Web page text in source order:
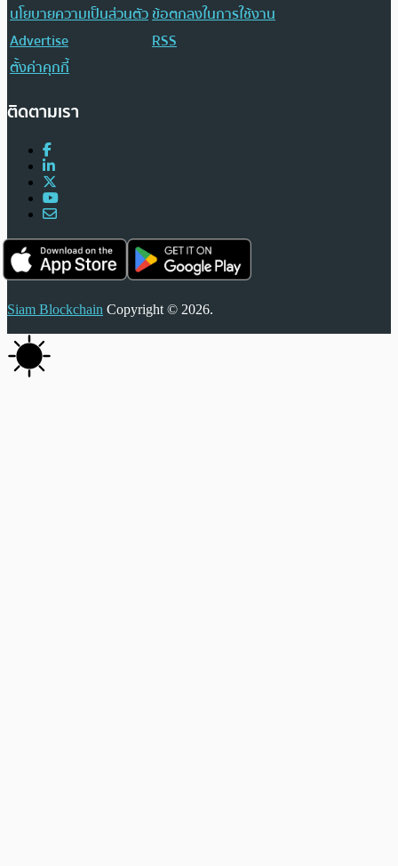
นโยบายความเป็นส่วนตัวข้อตกลงในการใช้งาน
Advertise
RSS
ตั้งค่าคุกกี้
ติดตามเรา
Siam Blockchain Copyright © 2026.